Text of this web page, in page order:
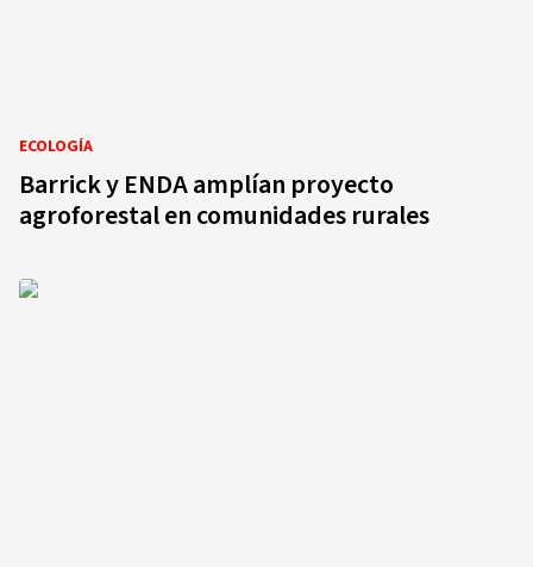
ECOLOGÍA
Barrick y ENDA amplían proyecto
agroforestal en comunidades rurales